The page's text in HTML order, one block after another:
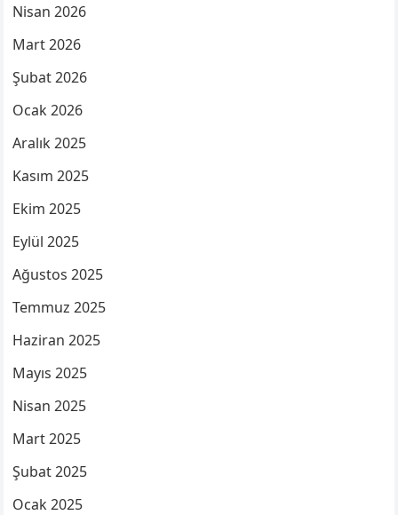
Nisan 2026
Mart 2026
Şubat 2026
Ocak 2026
Aralık 2025
Kasım 2025
Ekim 2025
Eylül 2025
Ağustos 2025
Temmuz 2025
Haziran 2025
Mayıs 2025
Nisan 2025
Mart 2025
Şubat 2025
Ocak 2025